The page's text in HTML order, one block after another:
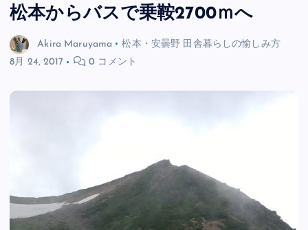
松本からバスで乗鞍2700ｍへ
Akira Maruyama
松本・安曇野 田舎暮らしの愉しみ方
8月 24, 2017
0 コメント